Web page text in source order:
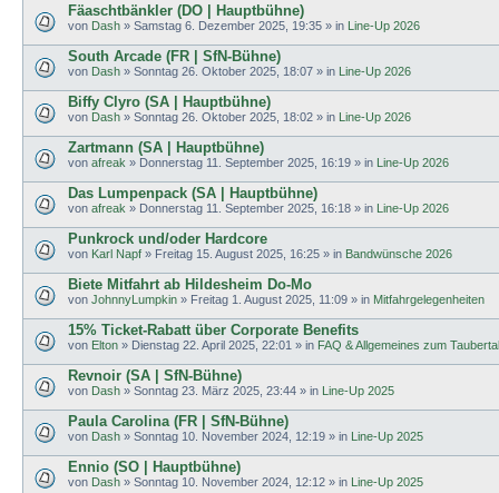
Fäaschtbänkler (DO | Hauptbühne)
von Dash » Samstag 6. Dezember 2025, 19:35 » in Line-Up 2026
South Arcade (FR | SfN-Bühne)
von Dash » Sonntag 26. Oktober 2025, 18:07 » in Line-Up 2026
Biffy Clyro (SA | Hauptbühne)
von Dash » Sonntag 26. Oktober 2025, 18:02 » in Line-Up 2026
Zartmann (SA | Hauptbühne)
von afreak » Donnerstag 11. September 2025, 16:19 » in Line-Up 2026
Das Lumpenpack (SA | Hauptbühne)
von afreak » Donnerstag 11. September 2025, 16:18 » in Line-Up 2026
Punkrock und/oder Hardcore
von Karl Napf » Freitag 15. August 2025, 16:25 » in Bandwünsche 2026
Biete Mitfahrt ab Hildesheim Do-Mo
von JohnnyLumpkin » Freitag 1. August 2025, 11:09 » in Mitfahrgelegenheiten
15% Ticket-Rabatt über Corporate Benefits
von Elton » Dienstag 22. April 2025, 22:01 » in FAQ & Allgemeines zum Taubertal
Revnoir (SA | SfN-Bühne)
von Dash » Sonntag 23. März 2025, 23:44 » in Line-Up 2025
Paula Carolina (FR | SfN-Bühne)
von Dash » Sonntag 10. November 2024, 12:19 » in Line-Up 2025
Ennio (SO | Hauptbühne)
von Dash » Sonntag 10. November 2024, 12:12 » in Line-Up 2025